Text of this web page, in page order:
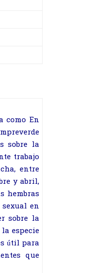
como En
sobre la
trabajo
entre
y abril,
hembras
en
sobre la
especie
útil para
que